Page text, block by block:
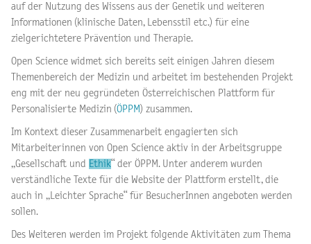
auf der Nutzung des Wissens aus der Genetik und weiteren
Informationen (klinische Daten, Lebensstil etc.) für eine
zielgerichtetere Prävention und Therapie.
Open Science widmet sich bereits seit einigen Jahren diesem
Themenbereich der Medizin und arbeitet im bestehenden Projekt
eng mit der neu gegründeten Österreichischen Plattform für
Personalisierte Medizin (ÖPPM ) zusammen.
Im Kontext dieser Zusammenarbeit engagierten sich
Mitarbeiterinnen von Open Science aktiv in der Arbeitsgruppe
„Gesellschaft und Ethik“ der ÖPPM. Unter anderem wurden
verständliche Texte für die Website der Plattform erstellt, die
auch in „Leichter Sprache“ für BesucherInnen angeboten werden
sollen.
Des Weiteren werden im Projekt folgende Aktivitäten zum Thema